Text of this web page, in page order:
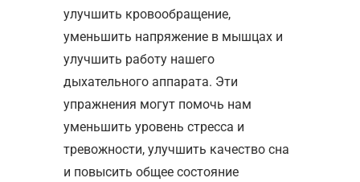
улучшить кровообращение,
уменьшить напряжение в мышцах и
улучшить работу нашего
дыхательного аппарата. Эти
упражнения могут помочь нам
уменьшить уровень стресса и
тревожности, улучшить качество сна
и повысить общее состояние